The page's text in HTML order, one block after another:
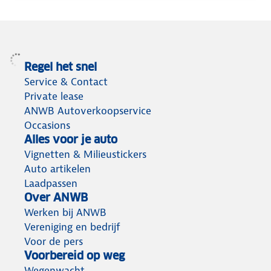
Regel het snel
Service & Contact
Private lease
ANWB Autoverkoopservice
Occasions
Alles voor je auto
Vignetten & Milieustickers
Auto artikelen
Laadpassen
Over ANWB
Werken bij ANWB
Vereniging en bedrijf
Voor de pers
Voorbereid op weg